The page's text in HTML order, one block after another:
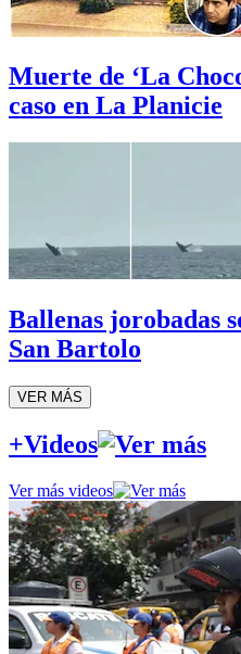
Muerte de ‘La
caso en La Planicie
Ballenas jorobadas
San Bartolo
VER MÁS
+Videos
Ver más videos